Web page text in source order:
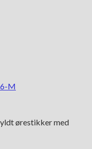
M
ørestikker med